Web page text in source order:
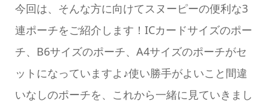
今回は、そんな方に向けてスヌーピーの便利な3
連ポーチをご紹介します！ICカードサイズのポー
チ、B6サイズのポーチ、A4サイズのポーチがセ
ットになっていますよ♪使い勝手がよいこと間違
いなしのポーチを、これから一緒に見ていきまし